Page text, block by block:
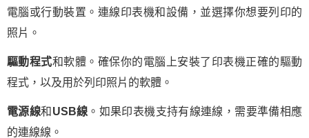
電腦或行動裝置。連線印表機和設備，並選擇你想要列印的
照片。
驅動程式和軟體。確保你的電腦上安裝了印表機正確的驅動
程式，以及用於列印照片的軟體。
電源線和 USB線 。如果印表機支持有線連線，需要準備相應
的連線線。